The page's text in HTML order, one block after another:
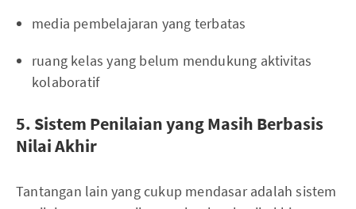
media pembelajaran yang terbatas
ruang kelas yang belum mendukung aktivitas
kolaboratif
5. Sistem Penilaian yang Masih Berbasis
Nilai Akhir
Tantangan lain yang cukup mendasar adalah sistem